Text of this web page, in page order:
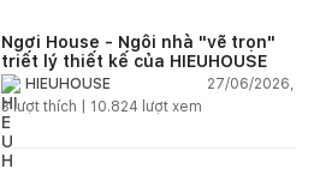
Ngơi House - Ngôi nhà "vẽ trọn"
triết lý thiết kế của HIEUHOUSE
HIEUHOUSE
27/06/2026,
3lượt thích | 10.824 lượt xem